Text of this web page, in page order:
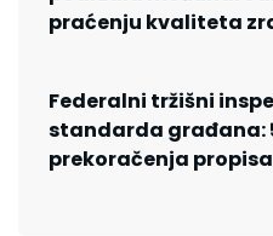
praćenju kvaliteta
Federalni tržišni
standarda građana:
prekoračenja